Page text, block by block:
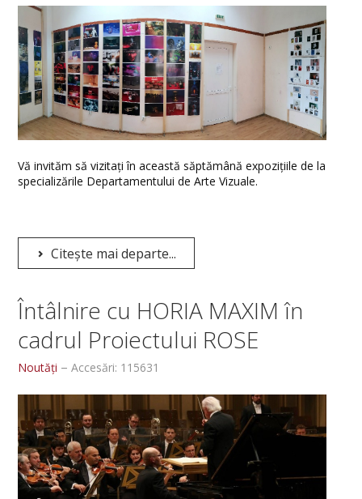
Relații internaționale
Parteneri
Alegeri academice
OFERTA EDUCAȚIONALĂ
Studii de masterat
Stagiunea
Publicații
STUDENȚI
Orare studenți
Burse și tabere
Vă invităm să vizitați în această săptămână expozițiile de la
specializările Departamentului de Arte Vizuale.
Citește mai departe...
Întâlnire cu HORIA MAXIM în
cadrul Proiectului ROSE
Noutăți Accesări: 115631